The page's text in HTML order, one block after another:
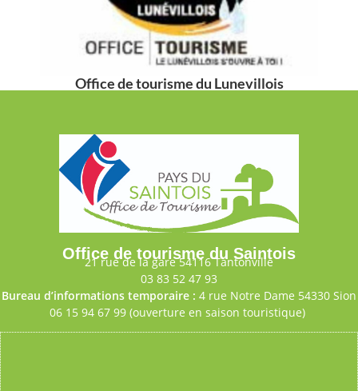
Office de tourisme du Lunevillois
Office de tourisme du Saintois
21 rue de la gare 54116 Tantonville
03 83 52 47 93
Bureau d’informations temporaire : 4 rue Notre Dame 54330 Sion
06 15 94 67 99 (ouverture en saison touristique)